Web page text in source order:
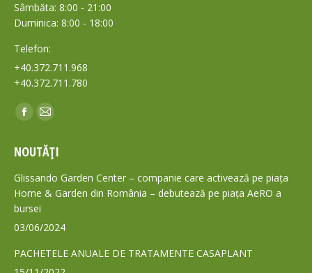
Sâmbăta: 8:00 - 21:00
Duminica: 8:00 - 18:00
Telefon:
+40.372.711.968
+40.372.711.780
Find us on:
Facebook
opens
in
new
window
Mail
opens
in
new
NOUTĂȚI
Glissando Garden Center – companie care activează pe piața
Home & Garden din România – debutează pe piața AeRO a
bursei
03/06/2024
PACHETELE ANUALE DE TRATAMENTE CASAPLANT